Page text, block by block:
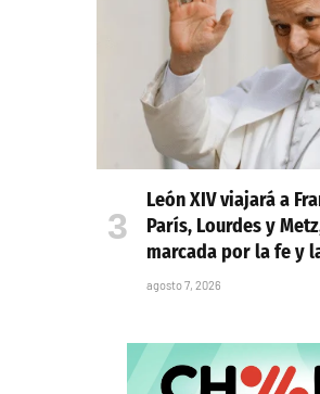
León XIV viajará a
París, Lourdes y
marcada por la fe y
agosto 7, 2026